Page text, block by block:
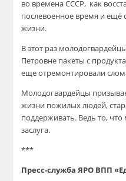
во времена СССР, как
послевоенное время и ещё
жизни.
В этот раз
Петровне пакеты с
еще отремонтировали
Молодогвардейцы
жизни пожилых людей,
поддерживать. Ведь то,
заслуга.
***
Пресс-служба ЯРО ВПП